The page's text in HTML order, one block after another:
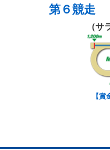
第６競走
（
【賞